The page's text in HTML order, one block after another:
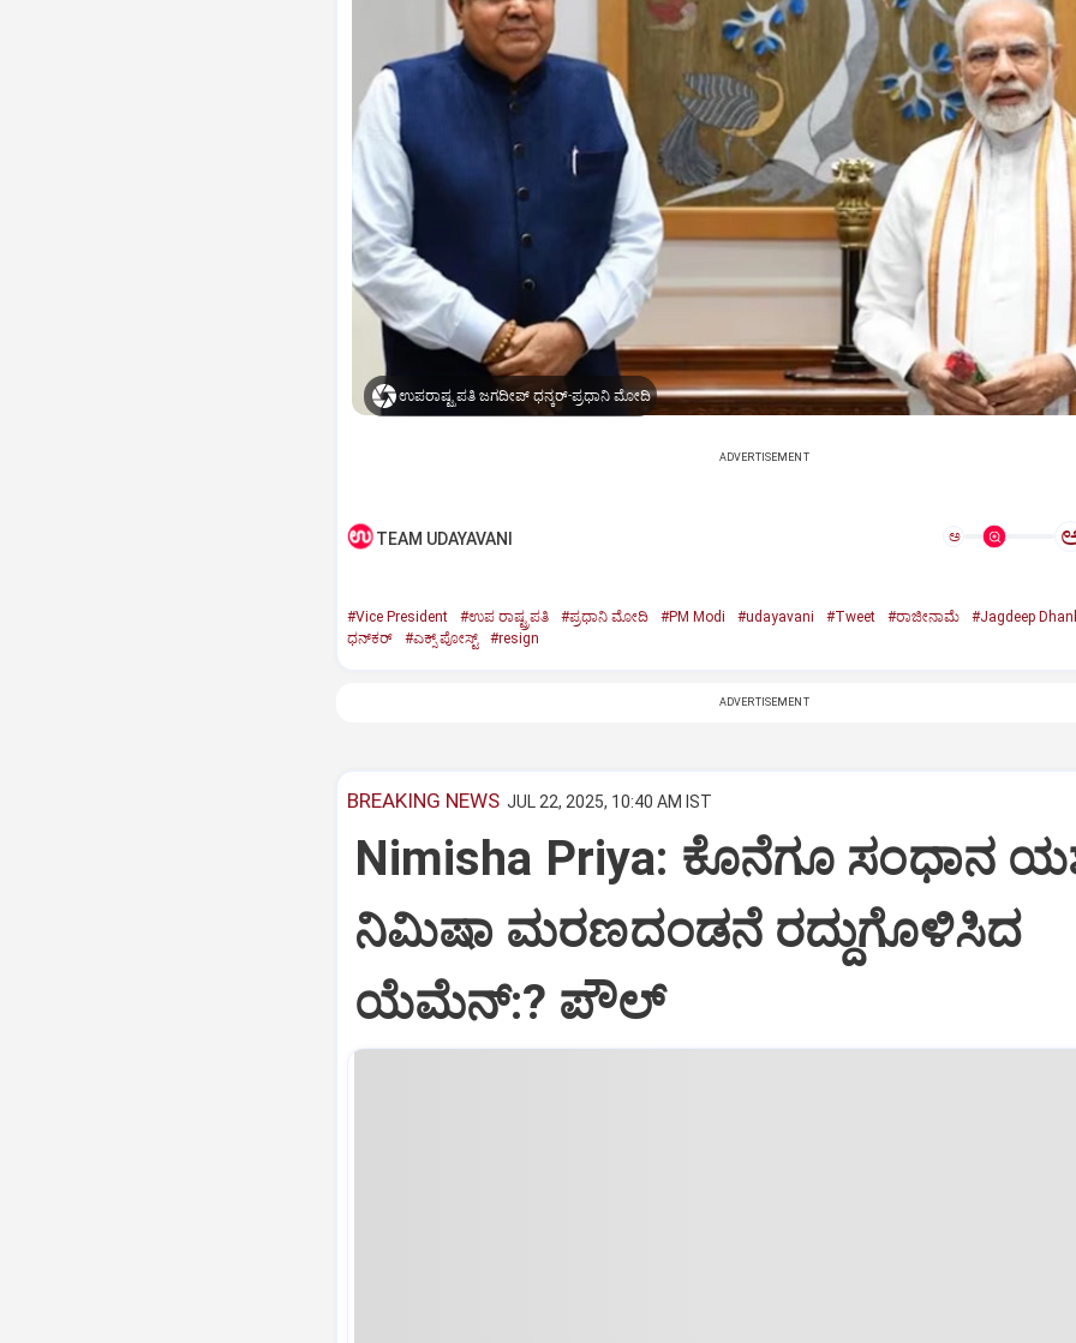
ಉಪರಾಷ್ಟ್ರಪತಿ ಜಗದೀಪ್‌ ಧನ್ಕರ್-ಪ್ರಧಾನಿ ಮೋದಿ
ADVERTISEMENT
TEAM UDAYAVANI ಅ
#Vice President #ಉಪ ರಾಷ್ಟ್ರಪತಿ #ಪ್ರಧಾನಿ ಮೋದಿ #PM Modi #udayavani #Tweet #ರಾಜೀನಾಮೆ
#Jagdeep
ಧನ್‌ಕರ್‌
#ಎಕ್ಸ್‌ ಪೋಸ್ಟ್ #resign
ADVERTISEMENT
BREAKING NEWS JUL 22, 2025, 10:40 AM IST
Nimisha Priya: ಕೊನೆಗೂ ಸಂಧಾನ
ನಿಮಿಷಾ ಮರಣದಂಡನೆ ರದ್ದುಗೊಳಿಸಿದ
ಯೆಮೆನ್:? ಪೌಲ್